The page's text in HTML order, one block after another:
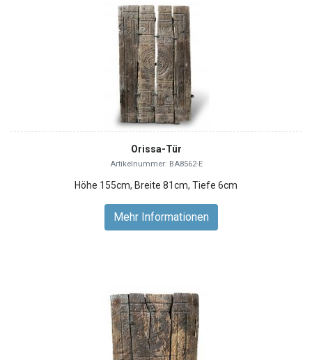
Orissa-Tür
Artikelnummer: BA8562-E
Höhe 155cm, Breite 81cm, Tiefe 6cm
Mehr Informationen